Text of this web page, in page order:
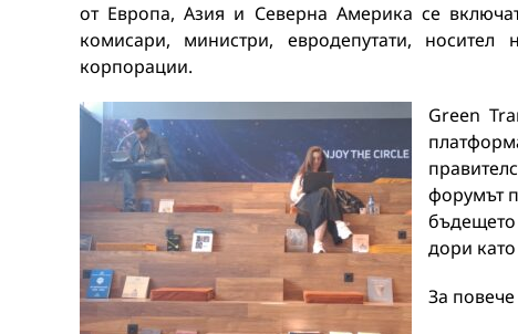
от Европа, Азия и Северна Америка се
комисари, министри, евродепутати,
корпорации.
Green
форумът
дори
За